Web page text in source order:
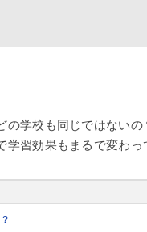
学校も同じではないの
習効果もまるで変わっ